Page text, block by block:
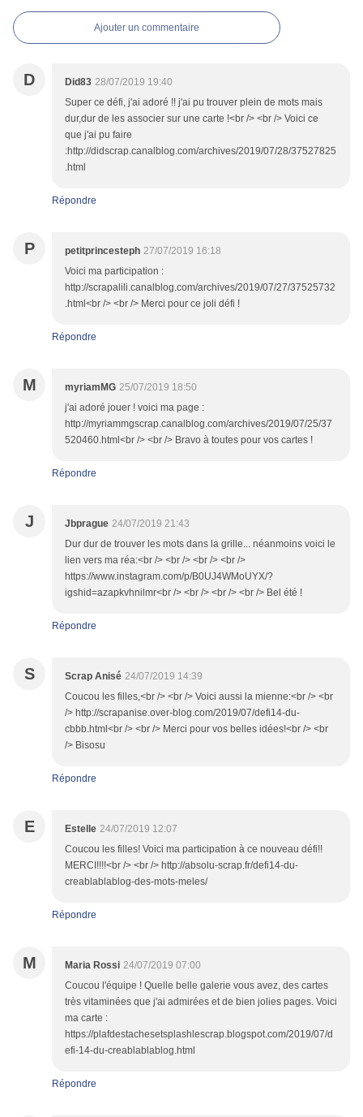
Ajouter un commentaire
D Did83 28/07/2019 19:40
Super ce défi, j'ai adoré !! j'ai pu trouver plein de mots mais
dur,dur de les associer sur une carte !<br /> <br /> Voici ce
que j'ai pu faire
:http://didscrap.canalblog.com/archives/2019/07/28/37527825
.html
Répondre
P petitprincesteph 27/07/2019 16:18
Voici ma participation :
http://scrapalili.canalblog.com/archives/2019/07/27/37525732
.html<br /> <br /> Merci pour ce joli défi !
Répondre
M myriamMG 25/07/2019 18:50
j'ai adoré jouer ! voici ma page :
http://myriammgscrap.canalblog.com/archives/2019/07/25/37
520460.html<br /> <br /> Bravo à toutes pour vos cartes !
Répondre
J Jbprague 24/07/2019 21:43
Dur dur de trouver les mots dans la grille... néanmoins voici le
lien vers ma réa:<br /> <br /> <br /> <br />
https://www.instagram.com/p/B0UJ4WMoUYX/?
igshid=azapkvhnilmr<br /> <br /> <br /> <br /> Bel été !
Répondre
S Scrap Anisé 24/07/2019 14:39
Coucou les filles,<br /> <br /> Voici aussi la mienne:<br /> <br
/> http://scrapanise.over-blog.com/2019/07/defi14-du-
cbbb.html<br /> <br /> Merci pour vos belles idées!<br /> <br
/> Bisosu
Répondre
E Estelle 24/07/2019 12:07
Coucou les filles! Voici ma participation à ce nouveau défi!!
MERCI!!!!<br /> <br /> http://absolu-scrap.fr/defi14-du-
creablablablog-des-mots-meles/
Répondre
M Maria Rossi 24/07/2019 07:00
Coucou l'équipe ! Quelle belle galerie vous avez, des cartes
très vitaminées que j'ai admirées et de bien jolies pages. Voici
ma carte :
https://plafdestachesetsplashlescrap.blogspot.com/2019/07/d
efi-14-du-creablablablog.html
Répondre